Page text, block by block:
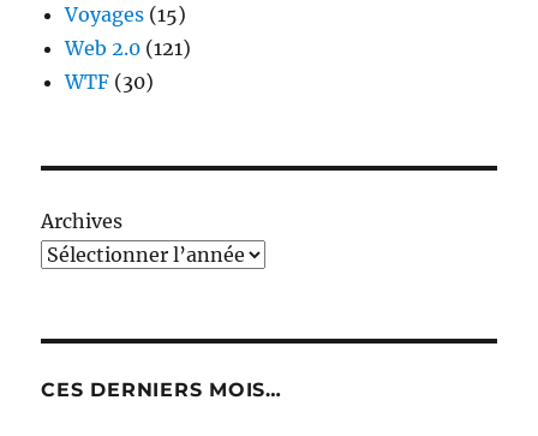
Voyages (15)
Web 2.0 (121)
WTF (30)
Archives
CES DERNIERS MOIS…